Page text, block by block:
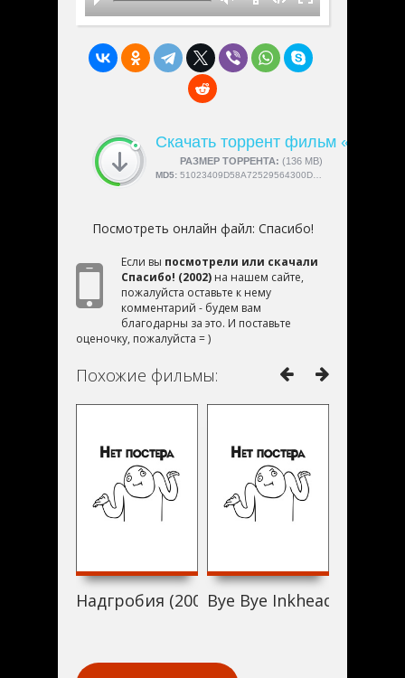
Скачать торрент фильм
РАЗМЕР ТОРРЕНТА: (136 MB)
СКАЧАЛИ:4189
MD5: 51023409D58A72529564300D187A55AD
Посмотреть онлайн файл: Спасибо!
Если вы посмотрели или скачали
Спасибо! (2002) на нашем сайте,
пожалуйста оставьте к нему
комментарий - будем вам
благодарны за это. И поставьте
оценочку, пожалуйста = )
Похожие фильмы:
Надгробия (2002)Bye Bye Inkhead (2002)